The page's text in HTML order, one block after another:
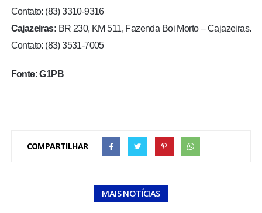
Contato: (83) 3310-9316
Cajazeiras: BR 230, KM 511, Fazenda Boi Morto – Cajazeiras.
Contato: (83) 3531-7005
Fonte: G1PB
COMPARTILHAR
MAIS NOTÍCIAS